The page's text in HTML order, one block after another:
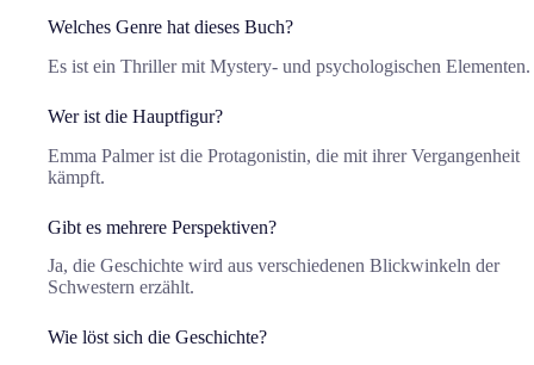
Welches Genre hat dieses Buch?
Es ist ein Thriller mit Mystery- und psychologischen Elementen.
Wer ist die Hauptfigur?
Emma Palmer ist die Protagonistin, die mit ihrer Vergangenheit
kämpft.
Gibt es mehrere Perspektiven?
Ja, die Geschichte wird aus verschiedenen Blickwinkeln der
Schwestern erzählt.
Wie löst sich die Geschichte?